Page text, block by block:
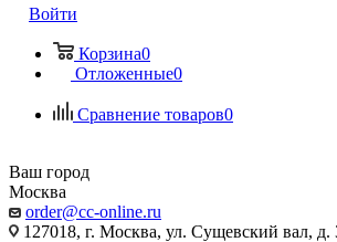
Войти
Корзина0
Отложенные0
Сравнение товаров0
Ваш город
Москва
order@cc-online.ru
127018, г. Москва, ул. Сущевский вал, д.